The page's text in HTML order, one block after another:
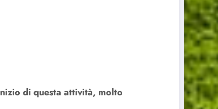
di questa attività, molto